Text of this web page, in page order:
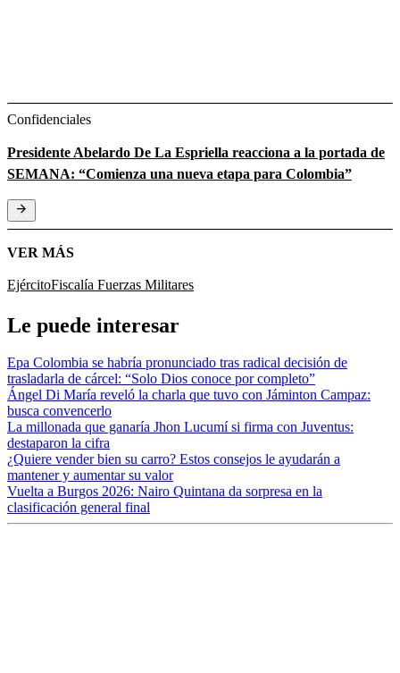
Confidenciales
Presidente Abelardo De La Espriella reacciona a la portada de
SEMANA: “Comienza una nueva etapa para Colombia”
VER MÁS
EjércitoFiscalía Fuerzas Militares
Le puede interesar
Epa Colombia se habría pronunciado tras radical decisión de
trasladarla de cárcel: “Solo Dios conoce por completo”
Ángel Di María reveló la charla que tuvo con Jáminton Campaz:
busca convencerlo
La millonada que ganaría Jhon Lucumí si firma con Juventus:
destaparon la cifra
¿Quiere vender bien su carro? Estos consejos le ayudarán a
mantener y aumentar su valor
Vuelta a Burgos 2026: Nairo Quintana da sorpresa en la
clasificación general final